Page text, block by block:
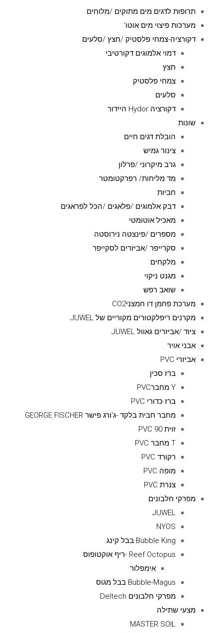
תרופות לדגים מים מתוקים /מלוחים
מערכות פיצוי מים אוטו'
דקורציה-צמחי פלסטיק /חצץ /סלעים
דמוי אלמוגים דקורטיבי
חצץ
צמחי פלסטיק
סלעים
דקורציה Hydor היידור
שונות
הובלת דגים חיים
צינור גמיש
גרב מיקרוני /פרלון
מד מליחות/ רפרקטומטר
חביות
דבק אלמוגים /פלאגים /הכל לפראגים
מאכיל אוטומטי
מספרים /פינצטה נירוסטה
סקרייפר /אביזרים לסקייפר
מלקחים
מגנט ניקוי
שואב רפש
מערכת פחמן דו חמצניCO2
מקרנים ריפלקטורים מקוריים של JUWEL
ציוד /אביזרים גאוול JUWEL
אבני אויר
אביזרי PVC
ברז סכין
Y מחברPVC
ברז כדורי PVC
מחבר חבית בלקד -ג'ורג פישר GEORGE FISCHER
זוית 90 PVC
T מחבר PVC
רקורד PVC
מופה PVC
צנרת PVC
מפרקי חלבונים
JUWEL
NYOS
Bubble King בבל קינג
Reef Octopus -ריף אוקטופוס
אימפלור
Bubble-Magus בבל מגוס
מפרקי חלבונים Deltech
מצעי שתילה
MASTER SOIL